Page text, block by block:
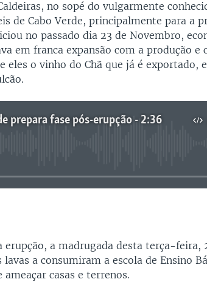
no sopé do vulgarmente
de Cabo Verde, principalmente para a
no passado dia 23 de Novembro,
em franca expansão com a produção e
eles o vinho do Chã que já é exportado,
prepara fase pós-erupção - 2:36
erupção, a madrugada desta terça-feira,
a consumiram a escola de Ensino
casas e terrenos.